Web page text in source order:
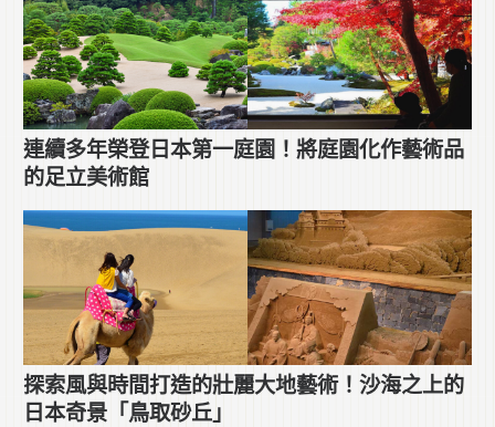
連續多年榮登日本第一庭園！將庭園化作藝術品
的足立美術館
探索風與時間打造的壯麗大地藝術！沙海之上的
日本奇景「鳥取砂丘」